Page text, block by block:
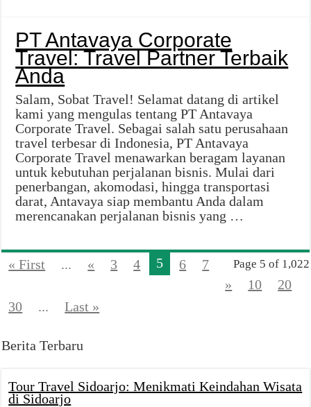
PT Antavaya Corporate
Travel: Travel Partner Terbaik
Anda
Salam, Sobat Travel! Selamat datang di artikel
kami yang mengulas tentang PT Antavaya
Corporate Travel. Sebagai salah satu perusahaan
travel terbesar di Indonesia, PT Antavaya
Corporate Travel menawarkan beragam layanan
untuk kebutuhan perjalanan bisnis. Mulai dari
penerbangan, akomodasi, hingga transportasi
darat, Antavaya siap membantu Anda dalam
merencanakan perjalanan bisnis yang …
Page 5 of 1,022
« First ... « 3 4 5 6
7
»
10
20
30
... Last »
Berita Terbaru
Tour Travel Sidoarjo: Menikmati Keindahan Wisata
di Sidoarjo